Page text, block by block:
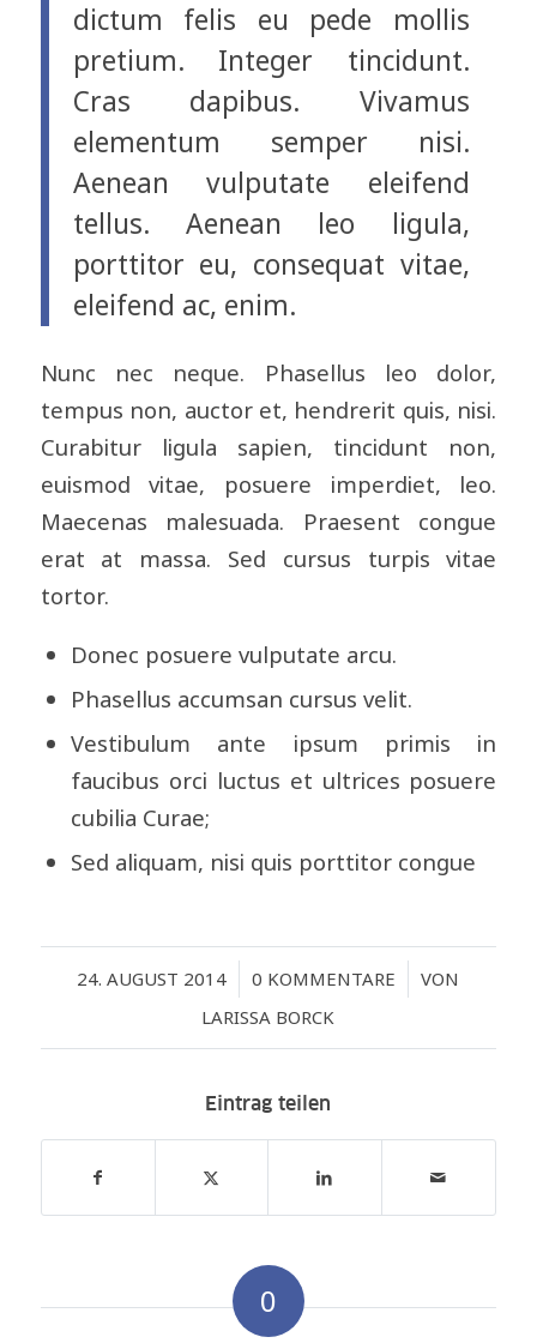
dictum felis eu pede mollis
pretium. Integer tincidunt.
Cras dapibus. Vivamus
elementum semper nisi.
Aenean vulputate eleifend
tellus. Aenean leo ligula,
porttitor eu, consequat vitae,
eleifend ac, enim.
Nunc nec neque. Phasellus leo dolor,
tempus non, auctor et, hendrerit quis, nisi.
Curabitur ligula sapien, tincidunt non,
euismod vitae, posuere imperdiet, leo.
Maecenas malesuada. Praesent congue
erat at massa. Sed cursus turpis vitae
tortor.
Donec posuere vulputate arcu.
Phasellus accumsan cursus velit.
Vestibulum ante ipsum primis in
faucibus orci luctus et ultrices posuere
cubilia Curae;
Sed aliquam, nisi quis porttitor congue
24. AUGUST 2014
/ 0 KOMMENTARE
/
VON
LARISSA BORCK
Eintrag teilen
0